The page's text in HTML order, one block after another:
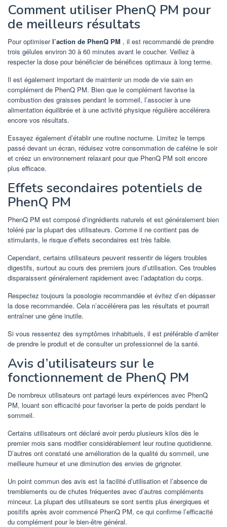
Comment utiliser PhenQ PM pour
de meilleurs résultats
Pour optimiserl’action de PhenQ PM , il est recommandé de prendre
trois gélules environ 30 à 60 minutes avant le coucher. Veillez à
respecter la dose pour bénéficier de bénéfices optimaux à long terme.
Il est également important de maintenir un mode de vie sain en
complément de PhenQ PM. Bien que le complément favorise la
combustion des graisses pendant le sommeil, l’associer à une
alimentation équilibrée et à une activité physique régulière accélérera
encore vos résultats.
Essayez également d’établir une routine nocturne. Limitez le temps
passé devant un écran, réduisez votre consommation de caféine le soir
et créez un environnement relaxant pour que PhenQ PM soit encore
plus efficace.
Effets secondaires potentiels de
PhenQ PM
PhenQ PM est composé d’ingrédients naturels et est généralement bien
toléré par la plupart des utilisateurs. Comme il ne contient pas de
stimulants, le risque d’effets secondaires est très faible.
Cependant, certains utilisateurs peuvent ressentir de légers troubles
digestifs, surtout au cours des premiers jours d’utilisation. Ces troubles
disparaissent généralement rapidement avec l’adaptation du corps.
Respectez toujours la posologie recommandée et évitez d’en dépasser
la dose recommandée. Cela n’accélérera pas les résultats et pourrait
entraîner une gêne inutile.
Si vous ressentez des symptômes inhabituels, il est préférable d’arrêter
de prendre le produit et de consulter un professionnel de la santé.
Avis d’utilisateurs sur le
fonctionnement de PhenQ PM
De nombreux utilisateurs ont partagé leurs expériences avec PhenQ
PM, louant son efficacité pour favoriser la perte de poids pendant le
sommeil.
Certains utilisateurs ont déclaré avoir perdu plusieurs kilos dès le
premier mois sans modifier considérablement leur routine quotidienne.
D’autres ont constaté une amélioration de la qualité du sommeil, une
meilleure humeur et une diminution des envies de grignoter.
Un point commun des avis est la facilité d’utilisation et l’absence de
tremblements ou de chutes fréquentes avec d’autres compléments
minceur. La plupart des utilisateurs se sont sentis plus énergiques et
positifs après avoir commencé PhenQ PM, ce qui confirme l’efficacité
du complément pour le bien-être général.